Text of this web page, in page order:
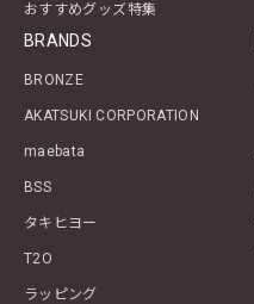
おすすめグッズ特集
BRANDS
BRONZE
AKATSUKI CORPORATION
maebata
BSS
タキヒヨー
T2O
ラッピング